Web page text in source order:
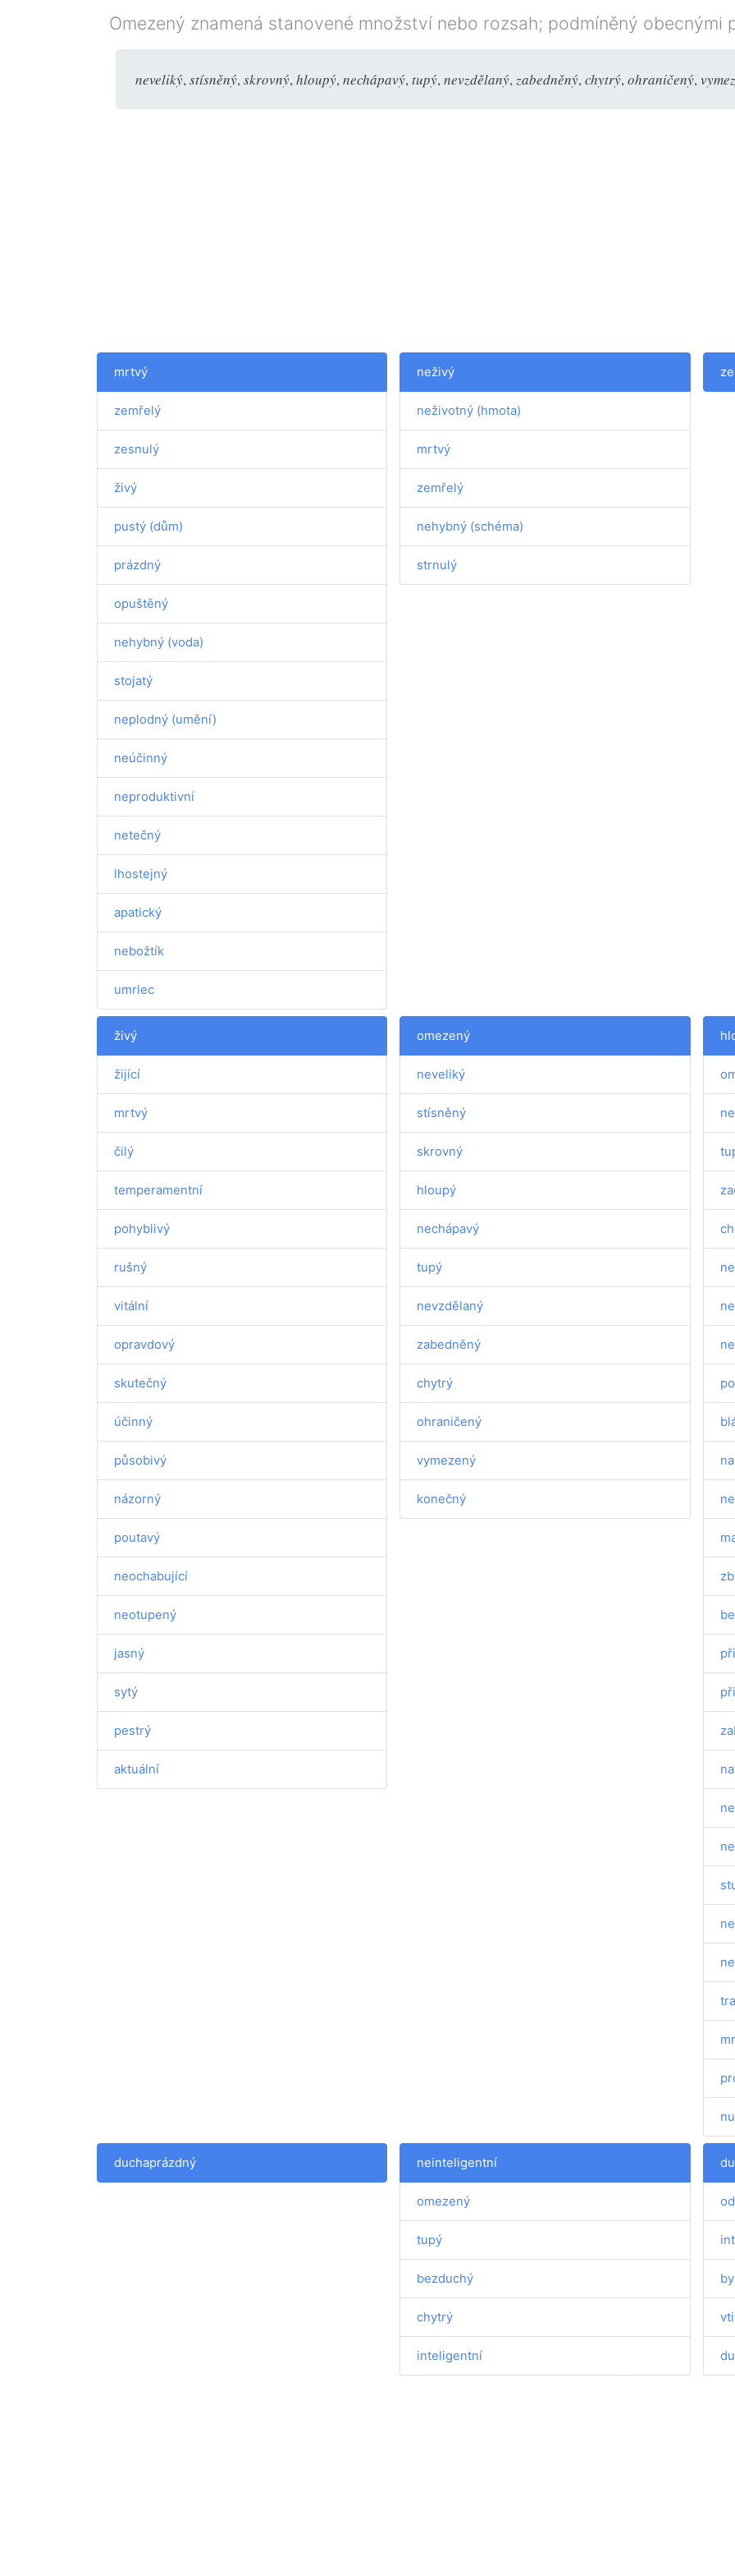
Omezený znamená stanovené množství nebo rozsah; podmíněný obecnými
neveliký, stísněný, skrovný, hloupý, nechápavý, tupý, nevzdělaný, zabedněný, chytrý, ohraničený,
mrtvý
zemřelý
zesnulý
živý
pustý (dům)
prázdný
opuštěný
nehybný (voda)
stojatý
neplodný (umění)
neúčinný
neproduktivní
netečný
lhostejný
apatický
nebožtík
umrlec
neživý
neživotný (hmota)
mrtvý
zemřelý
nehybný (schéma)
strnulý
živý
žijící
mrtvý
čilý
temperamentní
pohyblivý
rušný
vitální
opravdový
skutečný
účinný
působivý
názorný
poutavý
neochabující
neotupený
jasný
sytý
pestrý
aktuální
omezený
neveliký
stísněný
skrovný
hloupý
nechápavý
tupý
nevzdělaný
zabedněný
chytrý
ohraničený
vymezený
konečný
duchaprázdný neinteligentní
omezený
tupý
bezduchý
chytrý
inteligentní